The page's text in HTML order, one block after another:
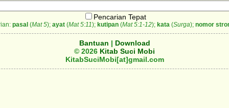
Pencarian Tepat
pasal(Mat 5); ayat(Mat 5:11); kutipan(Mat 5:1-12); kata (Surga); nomor
Bantuan | Download
© 2026 Kitab Suci Mobi
KitabSuciMobi[at]gmail.com